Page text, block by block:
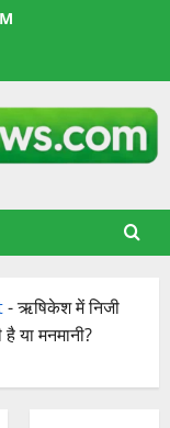
-ऋषिकेश में निजी
या मनमानी?